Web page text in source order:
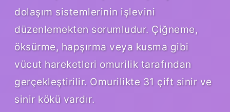
dolaşım sistemlerinin işlevini
düzenlemekten sorumludur. Çiğneme,
öksürme, hapşırma veya kusma gibi
vücut hareketleri omurilik tarafından
gerçekleştirilir. Omurilikte 31 çift sinir ve
sinir kökü vardır.